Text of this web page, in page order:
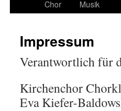
Chor
Musik
Impressum
Verantwortlich für
Kirchenchor
Eva Kiefer-